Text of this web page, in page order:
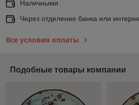
Наличными
Через отделение банка или
Все условия оплаты
Подобные товары компании